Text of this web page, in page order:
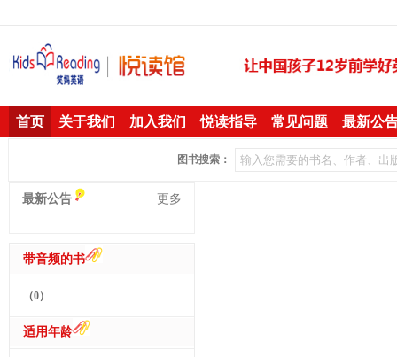
首页 关于我们 加入我们 悦读指导 常见问题 最新公
图书搜索：
最新公告 更多
带音频的书
（0）
适用年龄